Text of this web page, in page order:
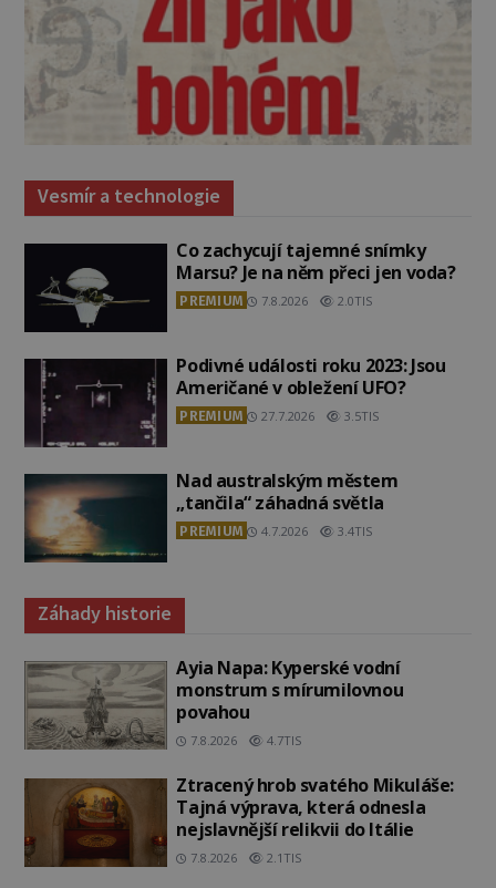
Vesmír a technologie
Co zachycují tajemné snímky
Marsu? Je na něm přeci jen voda?
PREMIUM 7.8.2026 2.0TIS
Podivné události roku 2023: Jsou
Američané v obležení UFO?
PREMIUM 27.7.2026 3.5TIS
Nad australským městem
„tančila“ záhadná světla
PREMIUM 4.7.2026 3.4TIS
Záhady historie
Ayia Napa: Kyperské vodní
monstrum s mírumilovnou
povahou
7.8.2026 4.7TIS
Ztracený hrob svatého Mikuláše:
Tajná výprava, která odnesla
nejslavnější relikvii do Itálie
7.8.2026 2.1TIS